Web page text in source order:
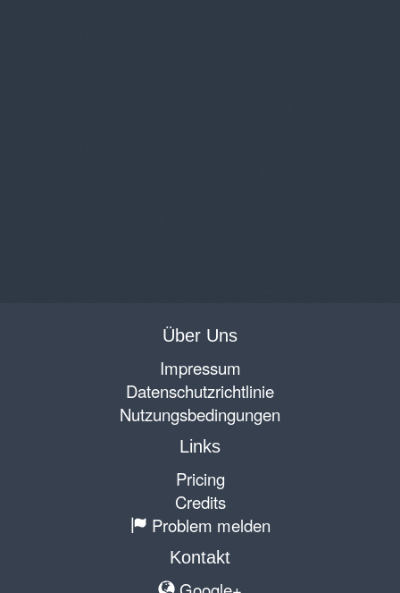
Über Uns
Impressum
Datenschutzrichtlinie
Nutzungsbedingungen
Links
Pricing
Credits
Problem melden
Kontakt